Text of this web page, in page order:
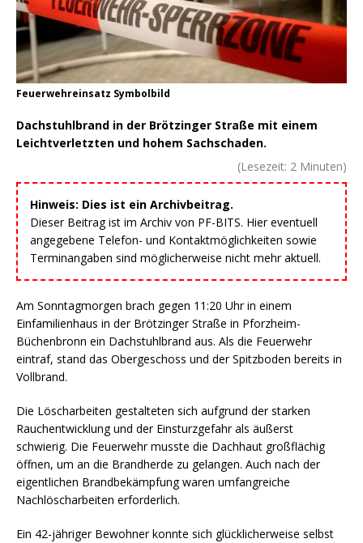
Feuerwehreinsatz Symbolbild
Dachstuhlbrand in der Brötzinger Straße mit einem
Leichtverletzten und hohem Sachschaden.
(Lesezeit: 2 Minuten)
Hinweis: Dies ist ein Archivbeitrag.
Dieser Beitrag ist im Archiv von PF-BITS. Hier eventuell
angegebene Telefon- und Kontaktmöglichkeiten sowie
Terminangaben sind möglicherweise nicht mehr aktuell.
Am Sonntagmorgen brach gegen 11:20 Uhr in einem
Einfamilienhaus in der Brötzinger Straße in Pforzheim-
Büchenbronn ein Dachstuhlbrand aus. Als die Feuerwehr
eintraf, stand das Obergeschoss und der Spitzboden bereits in
Vollbrand.
Die Löscharbeiten gestalteten sich aufgrund der starken
Rauchentwicklung und der Einsturzgefahr als äußerst
schwierig. Die Feuerwehr musste die Dachhaut großflächig
öffnen, um an die Brandherde zu gelangen. Auch nach der
eigentlichen Brandbekämpfung waren umfangreiche
Nachlöscharbeiten erforderlich.
Ein 42-jähriger Bewohner konnte sich glücklicherweise selbst